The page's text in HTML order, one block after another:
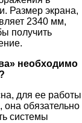
Размер экрана,
2340 мм,
получить
необходимо
для ее работы
она обязательно
системы